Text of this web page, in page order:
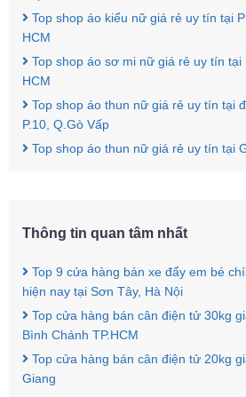
Top shop áo kiểu nữ giá rẻ uy tín tại
HCM
Top shop áo sơ mi nữ giá rẻ uy tín tại
HCM
Top shop áo thun nữ giá rẻ uy tín tại
P.10, Q.Gò Vấp
Top shop áo thun nữ giá rẻ uy tín tại
Thông tin quan tâm nhất
Top 9 cửa hàng bán xe đẩy em bé
hiện nay tại Sơn Tây, Hà Nội
Top cửa hàng bán cân điện tử 30kg
Bình Chánh TP.HCM
Top cửa hàng bán cân điện tử 20kg
Giang